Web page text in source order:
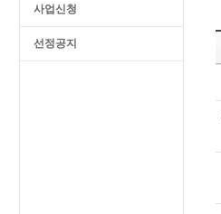
사업신청
선정공지